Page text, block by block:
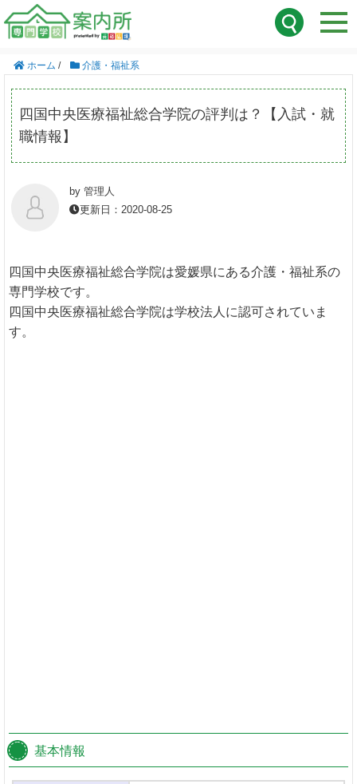
ホーム / 介護・福祉系
四国中央医療福祉総合学院の評判は？【入試・就
職情報】
by 管理人
更新日：2020-08-25
四国中央医療福祉総合学院は愛媛県にある介護・福祉系の
専門学校です。
四国中央医療福祉総合学院は学校法人に認可されていま
す。
基本情報